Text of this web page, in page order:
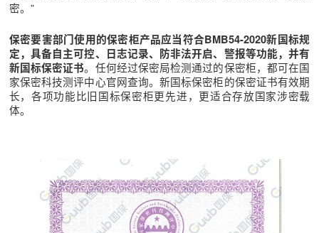
密。”
保密要害部门使用的保密柜产品应当符合BMB54-2020新国标规
定，具备自主可控、日志记录、防非法开启、警报等功能，并有
新国标保密证书。任何经过保密局检测通过的保密柜，都可在国
家保密科技测评中心官网查询。新国标保密柜的保密证书有效期
长，各项功能比旧国标保密柜更先进，更适合存放国家涉密载
体。